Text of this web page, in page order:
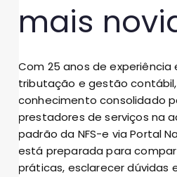
mais
Com 25 anos de experiência
tributação e gestão
conhecimento consolidado
prestadores de serviços na
padrão da NFS-e via Portal
está preparada para
práticas, esclarecer dúvidas